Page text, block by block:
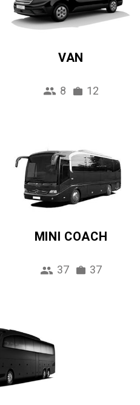
VAN
8 12
MINI COACH
37 37